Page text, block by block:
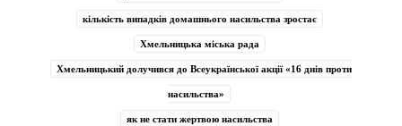
кількість випадків домашнього насильства зростає
Хмельницька міська рада
Хмельницький долучився до Всеукраїнської акції «16 днів проти
насильства»
як не стати жертвою насильства